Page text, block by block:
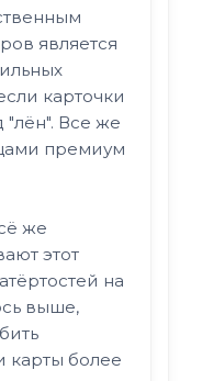
является
карточки
Все же
премиум
же
этот
на
выше,
карты более